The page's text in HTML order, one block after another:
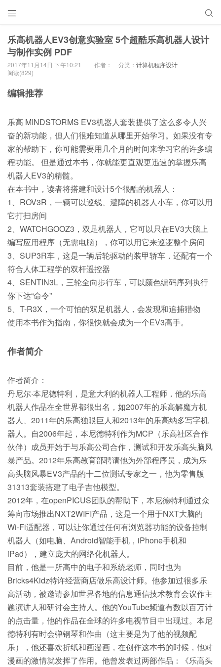
 
乐高机器人EV3创意实验室 5个超酷乐高机器人设计
与制作实例 PDF
2017年11月14日 下午10:21 作者： 分类： 计算机程序设计
阅读(829)
编辑推荐
乐高 MINDSTORMS EV3机器人套装提供了这么多令人兴
奋的新功能，但人们很难知道从哪里开始学习。如果没有专
家的帮助下，你可能需要用几个月的时间来学习它的许多编
程功能。 但是通过本书，你就能更直观更迅速的掌握乐高
机器人EV3的精髓。
在本书中，读者将搭建和设计5个很酷的机器人：
1、ROV3R，一辆可以巡线、避障的机器人小车，你可以用
它打扫房间
2、WATCHGOOZ3，双足机器人，它可以只在EV3大脑上
编写应用程序（无需电脑），你可以用它来巡逻整个房间
3、SUP3R车，这是一辆后轮驱动的装甲轿车，还配有一个
符合人体工程学的双杆遥控器
4、SENTIN3L，三轮全向步行车，可以颜色编码序列执行
你下达“命令”
5、T-R3X，一个可怕的双足机器人，会发现和追捕猎物
使用本书作为指南，你很快就会成为一个EV3高手。
作者简介
作者简介：
丹尼尔·本尼德特利，是意大利的机器人工程师，他的乐高
机器人作品在全世界都很出名，如2007年的乐高解魔方机
器人、2011年的乐高独眼巨人和2013年的乐高纳多写字机
器人。自2006年起，本尼德特利作为MCP（乐高社区合作
伙伴）成员开始于与乐高公司合作，测试和开发乐高头脑风
暴产品。2012年乐高教育部聘请他为外部程序员，成为乐
高头脑风暴EV3产品的十二位测试专家之一，他为零售版
31313套装搭建了电子吉他模型。
2012年，在openPICUS团队的帮助下，本尼德特利通过众
筹向市场推出NXT2WIFI产品，这是一个用于NXT大脑的
Wi-Fi适配器，可以让你通过任何有浏览器功能的设备控制
机器人（如电脑、Android智能手机，iPhone手机和
iPad），建立庞大的网络化机器人。
目前，他是一所高中的电子和系统老师，同时也为
Bricks4Kidz特许经营商店做乐高设计师。他参加过很多乐
高活动，被邀请参加世界各地的信息通信技术教育会议作主
题演讲人和研讨会主持人。他的YouTube频道有数以百万计
的点击量，他的作品在全球的许多电视节目中出现过。本尼
德特利有时会弹钢琴和作曲（这主要是为了他的视频配
乐），他还喜欢折纸和画漫画，在创作这本书的时候，他对
漫画的激情就发挥了作用。他曾发表过两部作品：《乐高头